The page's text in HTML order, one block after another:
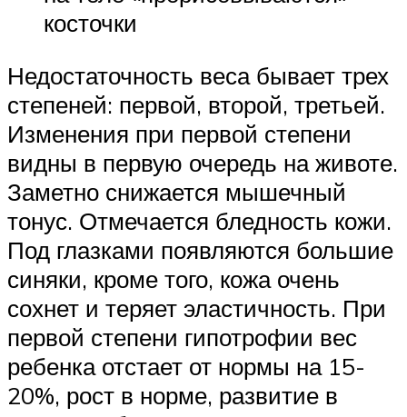
косточки
Недостаточность веса бывает трех
степеней: первой, второй, третьей.
Изменения при первой степени
видны в первую очередь на животе.
Заметно снижается мышечный
тонус. Отмечается бледность кожи.
Под глазками появляются большие
синяки, кроме того, кожа очень
сохнет и теряет эластичность. При
первой степени гипотрофии вес
ребенка отстает от нормы на 15-
20%, рост в норме, развитие в